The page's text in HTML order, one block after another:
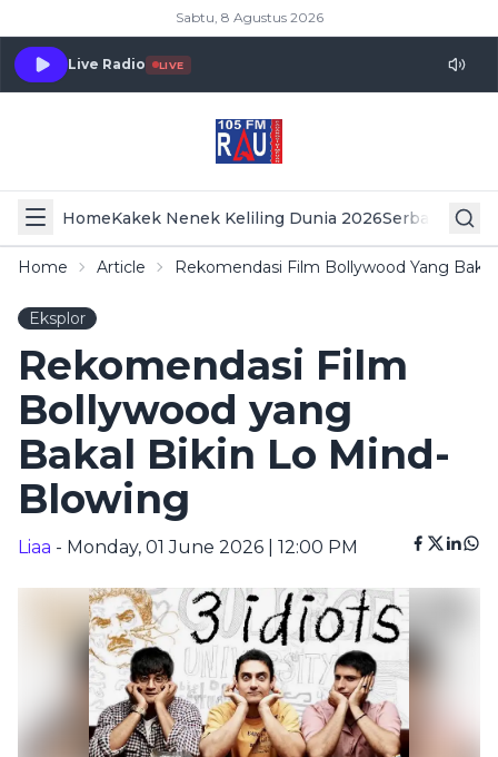
Sabtu, 8 Agustus 2026
Live Radio LIVE
HomeKakek Nenek Keliling Dunia 2026Serba Serbi
Home Article Rekomendasi Film Bollywood Yang
Eksplor
Rekomendasi Film
Bollywood yang
Bakal Bikin Lo Mind-
Blowing
Liaa - Monday, 01 June 2026 | 12:00 PM